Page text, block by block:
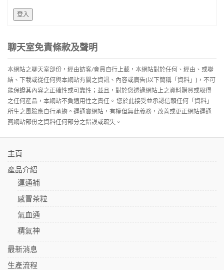
登入
聊天室免責條款及聲明
本網站之聊天室部份，經由訪客/會員自行上載，本網站對於任何、經由、或聯
結、下載或從任何與本網站有關之資訊、內容或廣告(以下簡稱「資料」)，不可
能保證其內容之正確性或可靠性；並且，對於您透過網站上之資料購買或取得
之任何産品，本網站不負適用性之責任。 您於此接受並承認信賴任何「資料」
所生之風險應自行承擔。運通寶網站，有權但無此義務，改善或更正網站運通
寶網站部份之資料任何部分之錯誤或疏失。
主頁
產品介紹
運通補
感冒茶粒
氣血通
精氣神
最新消息
生產流程